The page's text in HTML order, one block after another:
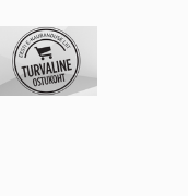
lisati ostukorvi.